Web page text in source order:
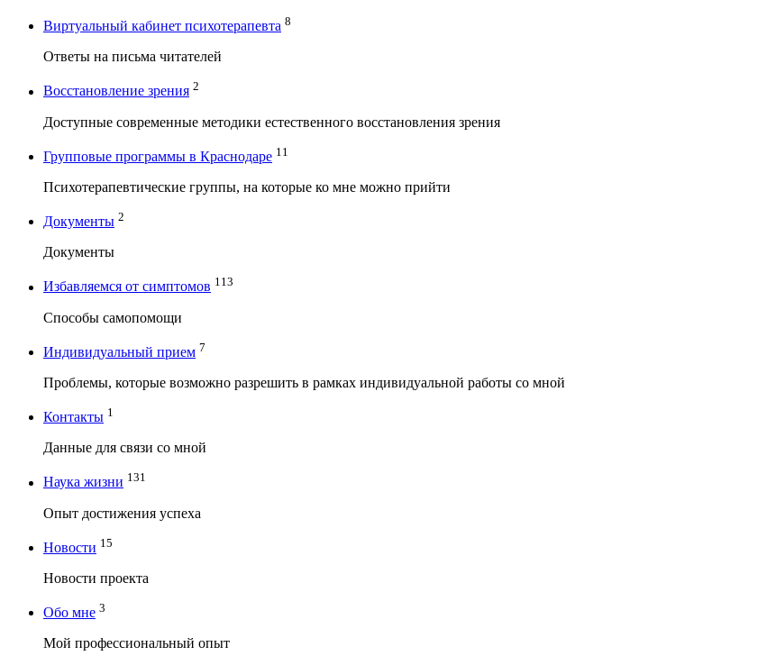
Виртуальный кабинет психотерапевта 8
Ответы на письма читателей
Восстановление зрения 2
Доступные современные методики естественного восстановления зрения
Групповые программы в Краснодаре 11
Психотерапевтические группы, на которые ко мне можно прийти
Документы 2
Документы
Избавляемся от симптомов 113
Способы самопомощи
Индивидуальный прием 7
Проблемы, которые возможно разрешить в рамках индивидуальной работы со мной
Контакты 1
Данные для связи со мной
Наука жизни 131
Опыт достижения успеха
Новости 15
Новости проекта
Обо мне 3
Мой профессиональный опыт